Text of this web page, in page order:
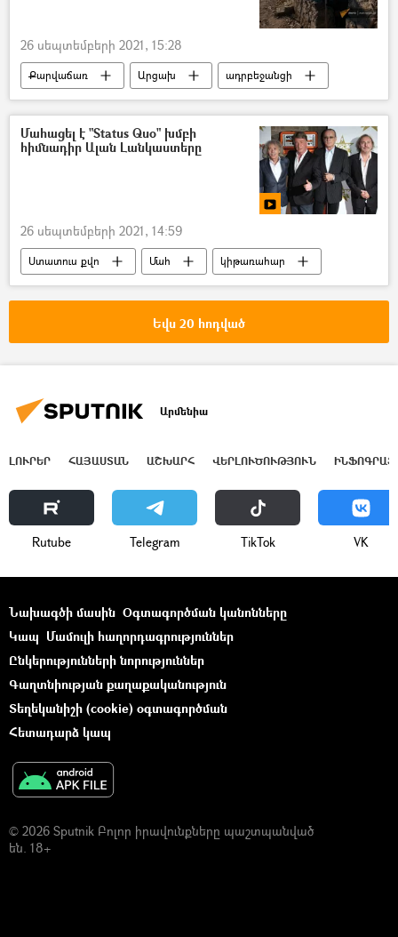
26 սեպտեմբերի 2021, 15:28
Քարվաճառ Արցախ
ադրբեջանցի
ական
Մահացել է "Status Quo" խմբի
հիմնադիր Ալան Լանկաստերը
26 սեպտեմբերի 2021, 14:59
Ստատուս քվո Մահ կիթառահար
Եվս 20 հոդված
Արմենիա
ԼՈՒՐԵՐ ՀԱՅԱՍՏԱՆ ԱՇԽԱՐՀ ՎԵՐԼՈՒԾՈՒԹՅՈՒՆ
Rutube Telegram ТikТоk VK
Նախագծի մասին Օգտագործման կանոնները
Կապ Մամուլի հաղորդագրություններ
Ընկերությունների նորություններ
Գաղտնիության քաղաքականություն
Տեղեկանիշի (cookie) օգտագործման
Հետադարձ կապ
© 2026 Sputnik Բոլոր իրավունքները պաշտպանված
են. 18+